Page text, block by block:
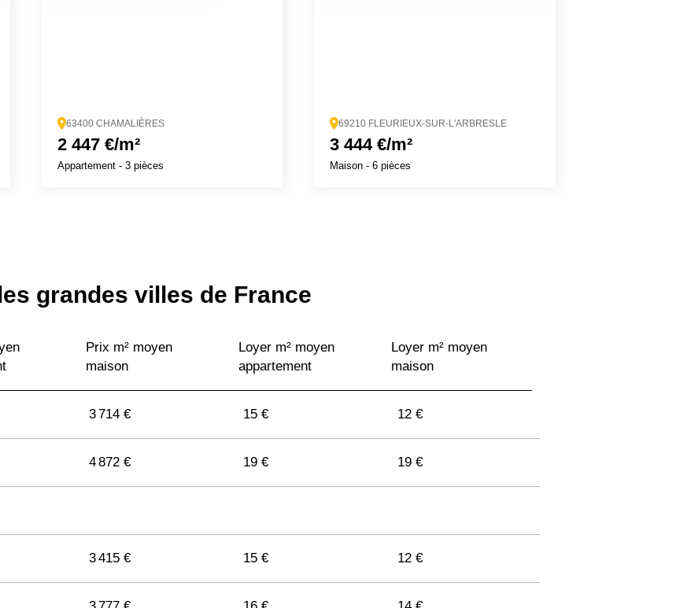
63400 CHAMALIÈRES
2 447 €/m²
Appartement- 3 pièces
69210 FLEURIEUX-SUR-L'ARBRESLE
3 444 €/m²
Maison - 6 pièces
grandes villes de France
Prix m² moyen
maison
Loyer m² moyen
appartement
Loyer m² moyen
maison
3 714 € 15 € 12 €
4 872 € 19 € 19 €
3 415 € 15 € 12 €